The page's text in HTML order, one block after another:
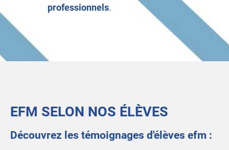
professionnels.
EFM SELON NOS ÉLÈVES
Découvrez les témoignages d'élèves efm :